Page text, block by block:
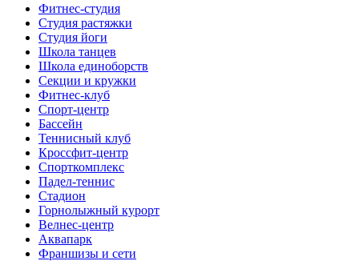
Фитнес-студия
Студия растяжки
Студия йоги
Школа танцев
Школа единоборств
Секции и кружки
Фитнес-клуб
Спорт-центр
Бассейн
Теннисный клуб
Кроссфит-центр
Спорткомплекс
Падел-теннис
Стадион
Горнолыжный курорт
Велнес-центр
Аквапарк
Франшизы и сети